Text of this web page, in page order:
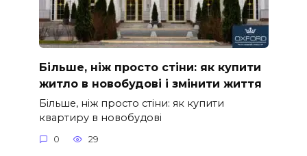
Більше, ніж просто стіни: як купити
житло в новобудові і змінити життя
Більше, ніж просто стіни: як купити
квартиру в новобудові
0 29